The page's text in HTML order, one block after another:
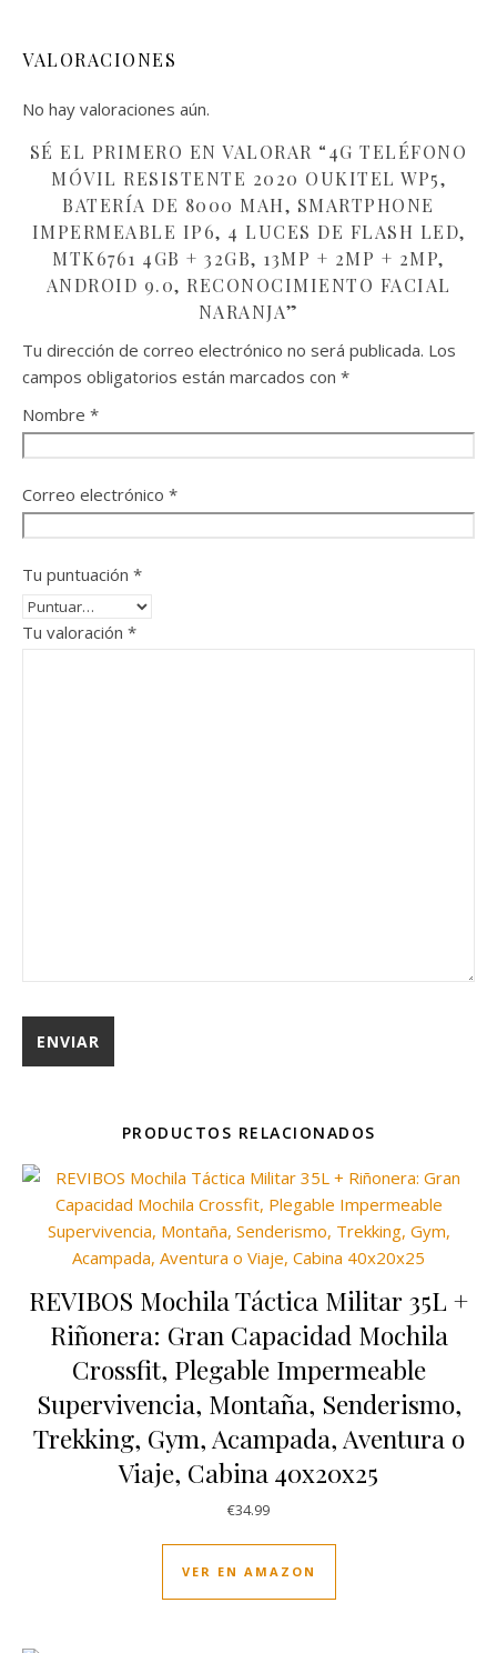
VALORACIONES
No hay valoraciones aún.
SÉ EL PRIMERO EN VALORAR “4G TELÉFONO
MÓVIL RESISTENTE 2020 OUKITEL WP5,
BATERÍA DE 8000 MAH, SMARTPHONE
IMPERMEABLE IP6, 4 LUCES DE FLASH LED,
MTK6761 4GB + 32GB, 13MP + 2MP + 2MP,
ANDROID 9.0, RECONOCIMIENTO FACIAL
NARANJA”
Tu dirección de correo electrónico no será publicada. Los
campos obligatorios están marcados con *
Nombre *
Correo electrónico *
Tu puntuación *
Tu valoración *
PRODUCTOS RELACIONADOS
REVIBOS Mochila Táctica Militar 35L +
Riñonera: Gran Capacidad Mochila
Crossfit, Plegable Impermeable
Supervivencia, Montaña, Senderismo,
Trekking, Gym, Acampada, Aventura o
Viaje, Cabina 40x20x25
€34.99
VER EN AMAZON